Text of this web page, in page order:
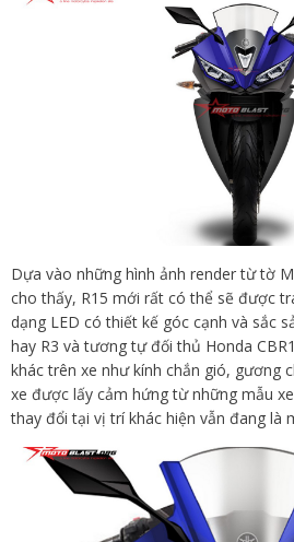
Dựa vào những hình ảnh render từ tờ
cho thấy, R15 mới rất có thể sẽ được
dạng LED có thiết kế góc cạnh và sắc
hay R3 và tương tự đối thủ Honda
khác trên xe như kính chắn gió, gương
xe được lấy cảm hứng từ những mẫu
thay đổi tại vị trí khác hiện vẫn đang là